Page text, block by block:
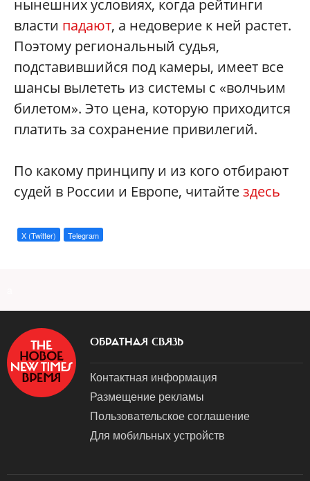
нынешних условиях, когда рейтинги
власти падают, а недоверие к ней растет.
Поэтому региональный судья,
подставившийся под камеры, имеет все
шансы вылететь из системы с «волчьим
билетом». Это цена, которую приходится
платить за сохранение привилегий.
По какому принципу и из кого отбирают
судей в России и Европе, читайтездесь
X (Twitter) Telegram
ОБРАТНАЯ СВЯЗЬ
Контактная информация
Размещение рекламы
Пользовательское соглашение
Для мобильных устройств